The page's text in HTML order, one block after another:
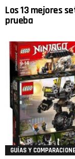
Los 13 mejores
prueba
GUÍAS Y